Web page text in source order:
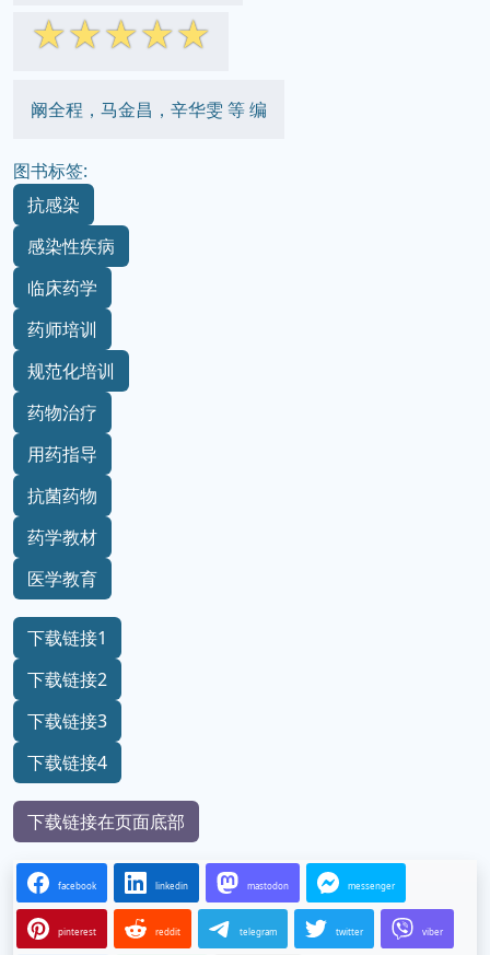
☆☆☆☆☆
阚全程，马金昌，辛华雯 等 编
图书标签:
抗感染
感染性疾病
临床药学
药师培训
规范化培训
药物治疗
用药指导
抗菌药物
药学教材
医学教育
下载链接1
下载链接2
下载链接3
下载链接4
下载链接在页面底部
facebook linkedin mastodon messenger
pinterest reddit telegram twitter viber